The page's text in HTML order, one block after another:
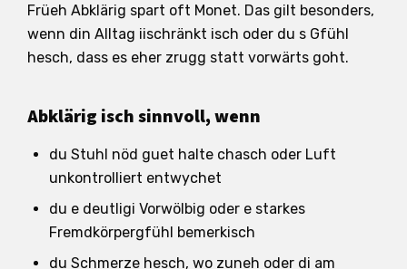
Früeh Abklärig spart oft Monet. Das gilt besonders,
wenn din Alltag iischränkt isch oder du s Gfühl
hesch, dass es eher zrugg statt vorwärts goht.
Abklärig isch sinnvoll, wenn
du Stuhl nöd guet halte chasch oder Luft
unkontrolliert entwychet
du e deutligi Vorwölbig oder e starkes
Fremdkörpergfühl bemerkisch
du Schmerze hesch, wo zuneh oder di am